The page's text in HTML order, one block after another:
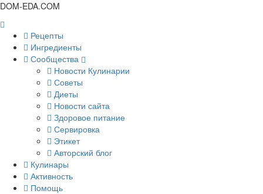
DOM-EDA.COM
Рецепты
Ингредиенты
Сообщества
Новости Кулинарии
Советы
Диеты
Новости сайта
Здоровое питание
Сервировка
Этикет
Авторский блог
Кулинары
Активность
Помощь